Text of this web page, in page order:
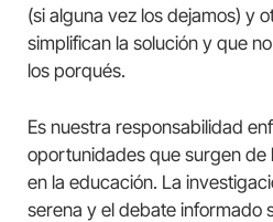
(si alguna vez los dejamos) y
simplifican la solución y que
los porqués.
Es nuestra responsabilidad
oportunidades que surgen de
en la educación. La
serena y el debate informado